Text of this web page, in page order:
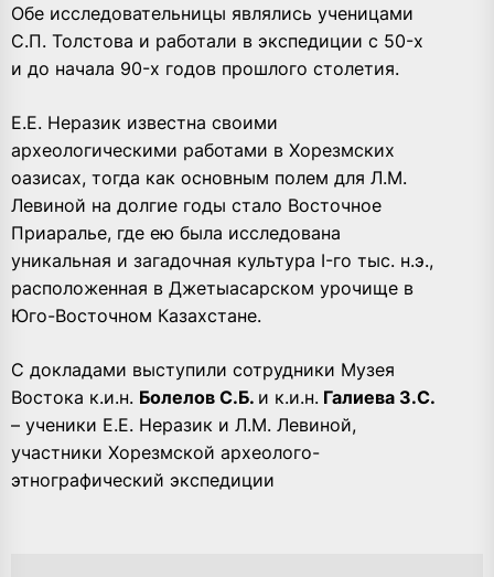
Обе исследовательницы являлись ученицами
С.П. Толстова и работали в экспедиции с 50-х
и до начала 90-х годов прошлого столетия.
Е.Е. Неразик известна своими
археологическими работами в Хорезмских
оазисах, тогда как основным полем для Л.М.
Левиной на долгие годы стало Восточное
Приаралье, где ею была исследована
уникальная и загадочная культура I-го тыс. н.э.,
расположенная в Джетыасарском урочище в
Юго-Восточном Казахстане.
С докладами выступили сотрудники Музея
Востока к.и.н. Болелов С.Б. и к.и.н. Галиева З.С.
– ученики Е.Е. Неразик и Л.М. Левиной,
участники Хорезмской археолого-
этнографический экспедиции